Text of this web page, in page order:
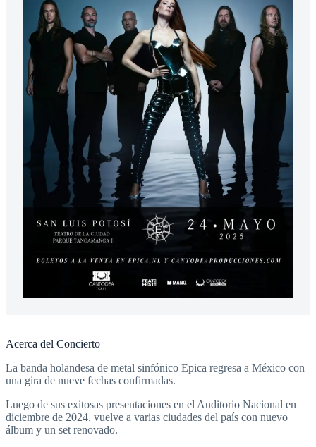
Acerca del Concierto
La banda holandesa de metal sinfónico Epica regresa a México con
una gira de nueve fechas confirmadas.
Luego de sus exitosas presentaciones en el Auditorio Nacional en
diciembre de 2024, vuelve a varias ciudades del país con nuevo
álbum y un set renovado.